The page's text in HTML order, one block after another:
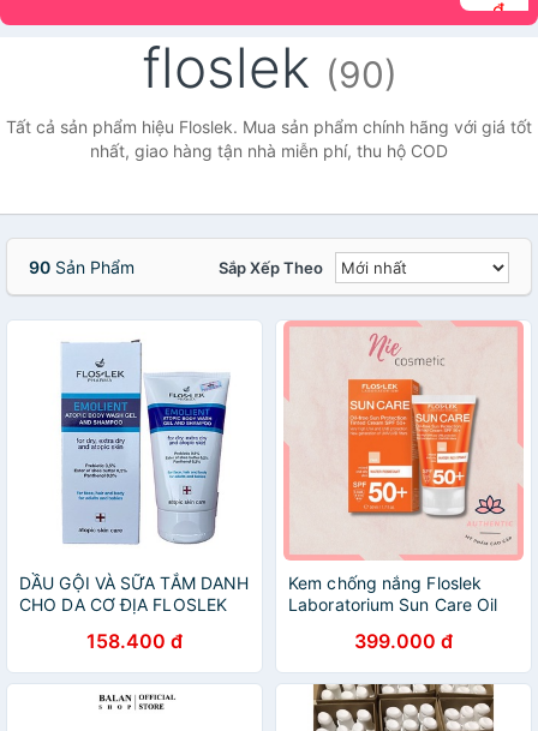
Face Shop
Shop
Waterproof
Mascara
đ
floslek (90)
Tất cả sản phẩm hiệu Floslek. Mua sản phẩm chính hãng với giá tốt
nhất, giao hàng tận nhà miễn phí, thu hộ COD
90 Sản Phẩm Sắp Xếp Theo
DẦU GỘI VÀ SỮA TẮM DANH
CHO DA CƠ ĐỊA FLOSLEK
WASH SHAPOO 150ML
158.400 đ
Kem chống nắng Floslek
Laboratorium Sun Care Oil
Cream SPF50+ 50ml
399.000 đ